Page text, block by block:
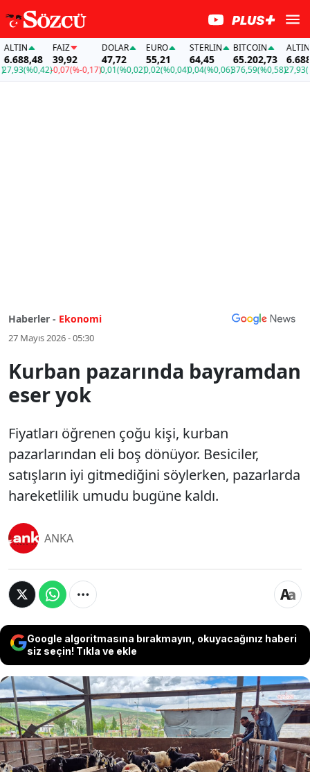
(%0,42)
FAİZ
39,92
-0,07(%-0,17)
DOLAR
47,72
0,01(%0,02)
EURO
55,21
0,02(%0,04)
STERLIN
64,45
0,04(%0,06)
BITCOIN
65.202,73
376,59(%0,58)
ALTIN
6.688,48
27,93
Haberler - Ekonomi
27 Mayıs 2026 - 05:30
Kurban pazarında bayramdan
eser yok
Fiyatları öğrenen çoğu kişi, kurban
pazarlarından eli boş dönüyor. Besiciler,
satışların iyi gitmediğini söylerken, pazarlarda
hareketlilik umudu bugüne kaldı.
ANKA
Google algoritmasına bırakmayın, okuyacağınız haberi
siz seçin! Tıkla ve ekle
Fiyatları öğrenen çoğu kişi, kurban
pazarlarından eli boş dönüyor. Besiciler,
satışların iyi gitmediğini söylerken,